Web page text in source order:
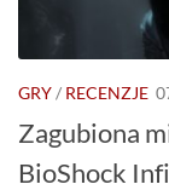
GRY/ RECENZJE
Zagubiona
BioShock